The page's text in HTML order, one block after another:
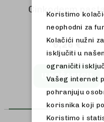
Cinkoderm
6,26 €
U KOŠARICU
Koristimo
neophodni za
Kolačići nužni
isključiti u
ograničiti
Vašeg internet
pohranjuju
korisnika koji
Koristimo i